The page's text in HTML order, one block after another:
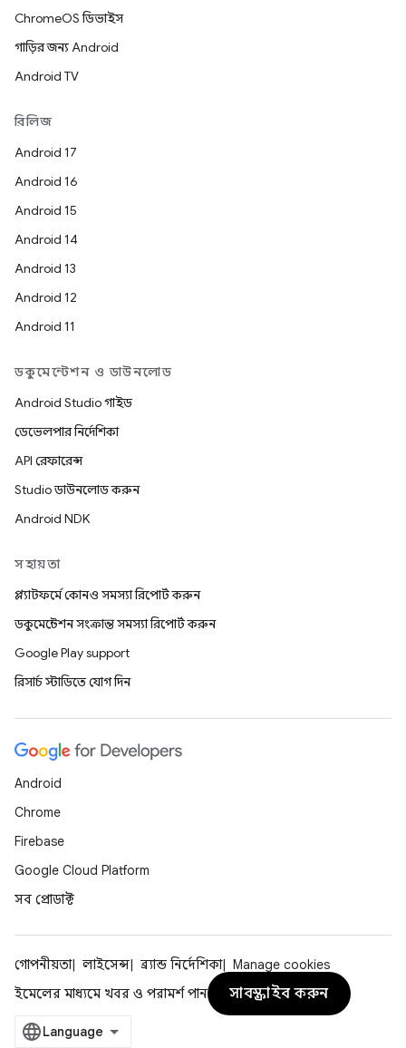
ChromeOS ডিভাইস
গাড়ির জন্য Android
Android TV
রিলিজ
Android 17
Android 16
Android 15
Android 14
Android 13
Android 12
Android 11
ডকুমেন্টেশন ও ডাউনলোড
Android Studio গাইড
ডেভেলপার নির্দেশিকা
API রেফারেন্স
Studio ডাউনলোড করুন
Android NDK
সহায়তা
প্ল্যাটফর্মে কোনও সমস্যা রিপোর্ট করুন
ডকুমেন্টেশন সংক্রান্ত সমস্যা রিপোর্ট করুন
Google Play support
রিসার্চ স্টাডিতে যোগ দিন
Android
Chrome
Firebase
Google Cloud Platform
সব প্রোডাক্ট
গোপনীয়তা লাইসেন্স ব্র্যান্ড নির্দেশিকা
Manage cookies
ইমেলের মাধ্যমে খবর ও পরামর্শ পান
সাবস্ক্রাইব করুন